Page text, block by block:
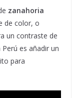
zanahoria
de color, o
un contraste de
es añadir un
para